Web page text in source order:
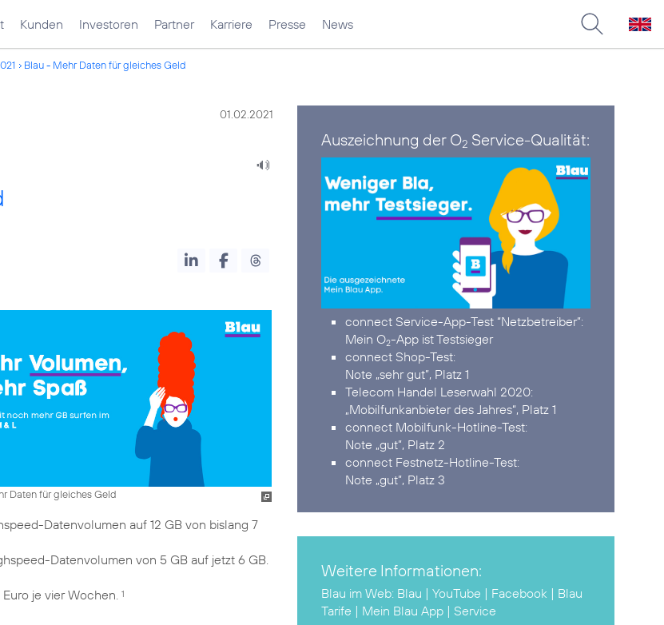
Kunden Investoren Partner Karriere Presse News
Blau - Mehr Daten für gleiches Geld
01.02.2021
Daten für gleiches Geld
Datenvolumen auf 12 GB von bislang 7
Datenvolumen von 5 GB auf jetzt 6 GB.
je vier Wochen. 1
Auszeichnung der O2 Service-Qualität:
connect Service-App-Test “Netzbetreiber”:
Mein O2-App ist Testsieger
connect Shop-Test:
Note „sehr gut”, Platz 1
Telecom Handel Leserwahl 2020:
„Mobilfunkanbieter des Jahres“, Platz 1
connect Mobilfunk-Hotline-Test:
Note „gut”, Platz 2
connect Festnetz-Hotline-Test:
Note „gut”, Platz 3
Weitere Informationen:
Blau im Web: Blau |YouTube | Facebook | Blau
Tarife | Mein Blau App |Service